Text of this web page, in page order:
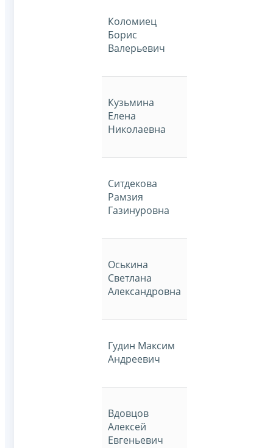
Коломиец
Борис
Валерьевич
Кузьмина
Елена
Николаевна
Ситдекова
Рамзия
Газинуровна
Оськина
Светлана
Александровна
Гудин Максим
Андреевич
Вдовцов
Алексей
Евгеньевич